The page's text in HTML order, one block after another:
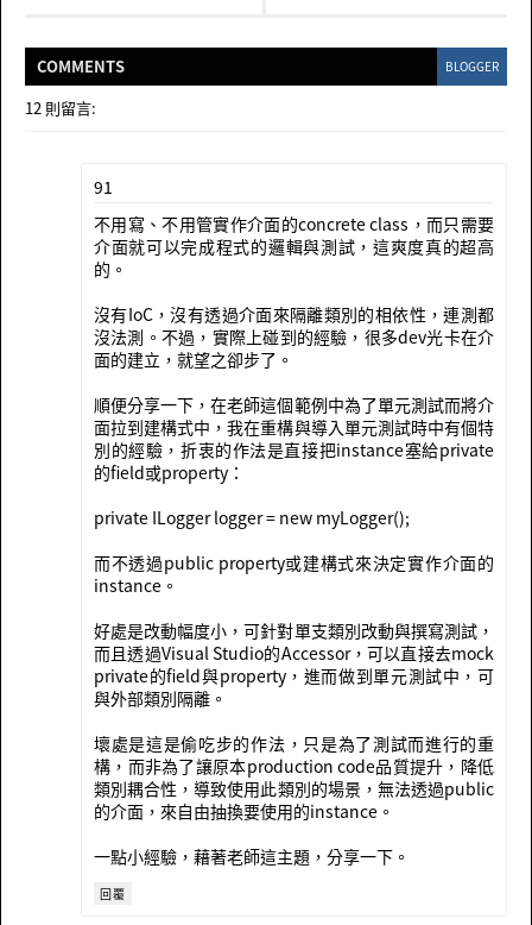
COMMENTS BLOGGER
12 則留言:
91
不用寫、不用管實作介面的concrete class，而只需要
介面就可以完成程式的邏輯與測試，這爽度真的超高
的。
沒有IoC，沒有透過介面來隔離類別的相依性，連測都
沒法測。不過，實際上碰到的經驗，很多dev光卡在介
面的建立，就望之卻步了。
順便分享一下，在老師這個範例中為了單元測試而將介
面拉到建構式中，我在重構與導入單元測試時中有個特
別的經驗，折衷的作法是直接把instance塞給private
的field或property：
private ILogger logger = new myLogger();
而不透過public property或建構式來決定實作介面的
instance。
好處是改動幅度小，可針對單支類別改動與撰寫測試，
而且透過Visual Studio的Accessor，可以直接去mock
private的field與property，進而做到單元測試中，可
與外部類別隔離。
壞處是這是偷吃步的作法，只是為了測試而進行的重
構，而非為了讓原本production code品質提升，降低
類別耦合性，導致使用此類別的場景，無法透過public
的介面，來自由抽換要使用的instance。
一點小經驗，藉著老師這主題，分享一下。
回覆